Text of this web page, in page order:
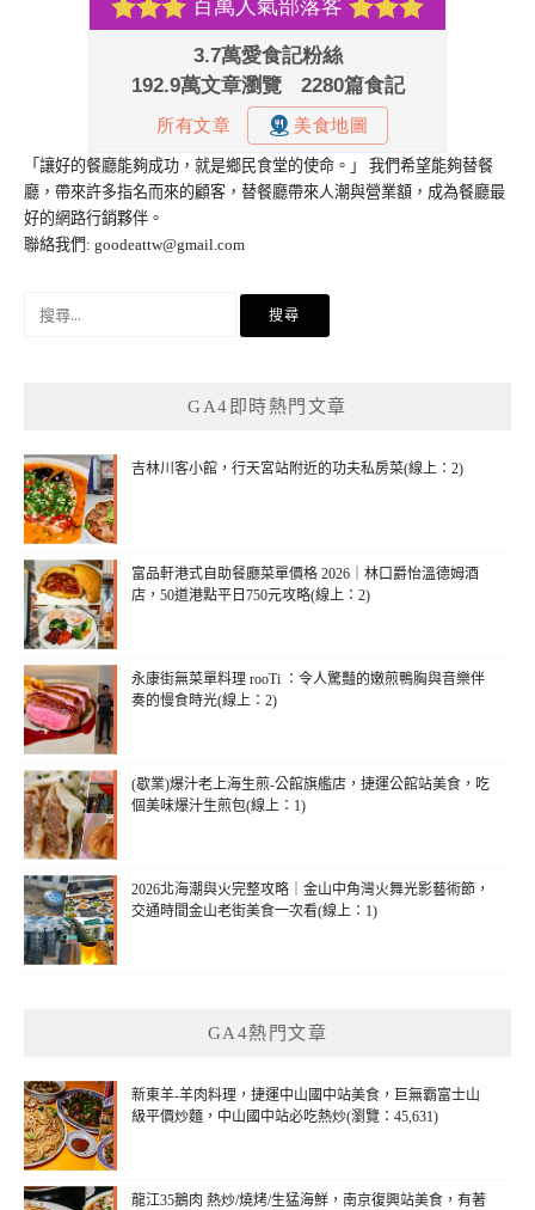
「讓好的餐廳能夠成功，就是鄉民食堂的使命。」 我們希望能夠替餐
廳，帶來許多指名而來的顧客，替餐廳帶來人潮與營業額，成為餐廳最
好的網路行銷夥伴。
聯絡我們: goodeattw@gmail.com
GA4即時熱門文章
吉林川客小館，行天宮站附近的功夫私房菜(線上：2)
富品軒港式自助餐廳菜單價格 2026｜林口爵怡溫德姆酒
店，50道港點平日750元攻略(線上：2)
永康街無菜單料理 rooTi ：令人驚豔的嫩煎鴨胸與音樂伴
奏的慢食時光(線上：2)
(歇業)爆汁老上海生煎-公館旗艦店，捷運公館站美食，吃
個美味爆汁生煎包(線上：1)
2026北海潮與火完整攻略｜金山中角灣火舞光影藝術節，
交通時間金山老街美食一次看(線上：1)
GA4熱門文章
新東羊-羊肉料理，捷運中山國中站美食，巨無霸富士山
級平價炒麵，中山國中站必吃熱炒(瀏覽：45,631)
龍江35鵝肉 熱炒/燒烤/生猛海鮮，南京復興站美食，有著